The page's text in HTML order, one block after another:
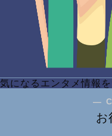
気になるエンタメ情報
―
お